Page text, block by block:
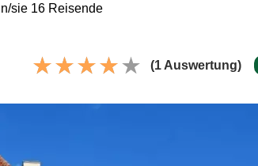
sie 16 Reisende
(1 Auswertung)